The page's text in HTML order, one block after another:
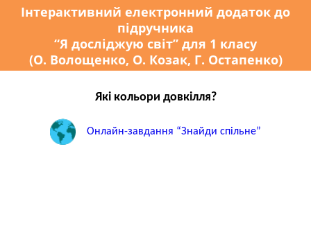
Інтерактивний електронний додаток до
підручника
“Я досліджую світ” для 1 класу
(О. Волощенко, О. Козак, Г. Остапенко)
Які кольори довкілля?
Онлайн-завдання “Знайди спільне”